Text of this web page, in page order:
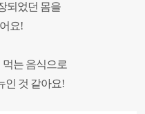
되었던 몸을
요!
는 음식으로
인 것 같아요!